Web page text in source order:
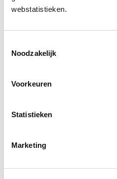
webstatistieken.
Noodzakelijk
Voorkeuren
Statistieken
Marketing
Deel deze pagina
FacebookLinkedIn